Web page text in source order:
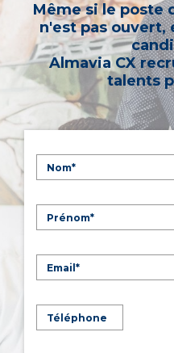
Même si le poste
n'est pas ouvert,
Almavia CX
talents